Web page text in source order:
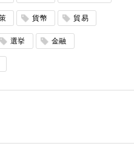
貨幣 貿易
選挙 金融